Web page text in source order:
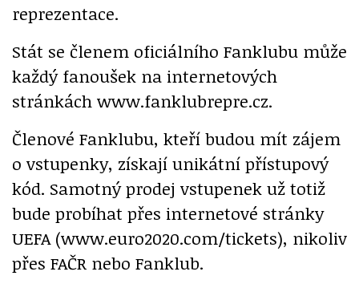
reprezentace.
Stát se členem oficiálního Fanklubu může
každý fanoušek na internetových
stránkách www.fanklubrepre.cz.
Členové Fanklubu, kteří budou mít zájem
o vstupenky, získají unikátní přístupový
kód. Samotný prodej vstupenek už totiž
bude probíhat přes internetové stránky
UEFA (www.euro2020.com/tickets), nikoliv
přes FAČR nebo Fanklub.